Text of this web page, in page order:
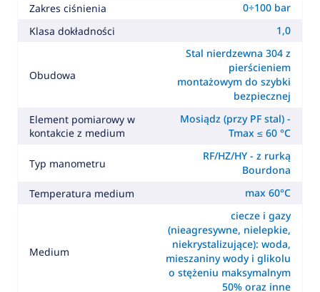
Zakres ciśnienia
0÷100 bar
Klasa dokładności
1,0
Obudowa
Stal nierdzewna 304 z
pierścieniem
montażowym do szybki
bezpiecznej
Element pomiarowy w
kontakcie z medium
Mosiądz (przy PF stal) -
Tmax ≤ 60 °C
Typ manometru
RF/HZ/HY - z rurką
Bourdona
Temperatura medium
max 60°C
Medium
ciecze i gazy
(nieagresywne, nielepkie,
niekrystalizujące): woda,
mieszaniny wody i glikolu
o stężeniu maksymalnym
50% oraz inne